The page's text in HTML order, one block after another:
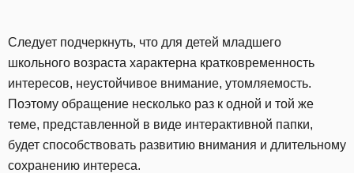
Следует подчеркнуть, что для детей младшего
школьного возраста характерна кратковременность
интересов, неустойчивое внимание, утомляемость.
Поэтому обращение несколько раз к одной и той же
теме, представленной в виде интерактивной папки,
будет способствовать развитию внимания и длительному
сохранению интереса.